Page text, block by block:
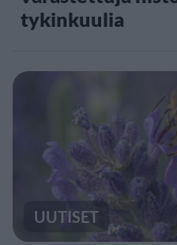
tykinkuulia
UUTISET